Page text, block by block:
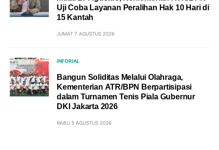
Uji Coba Layanan Peralihan Hak 10 Hari di
15 Kantah
JUMAT 7 AGUSTUS 2026
INFORIAL
Bangun Soliditas Melalui Olahraga,
Kementerian ATR/BPN Berpartisipasi
dalam Turnamen Tenis Piala Gubernur
DKI Jakarta 2026
RABU 5 AGUSTUS 2026